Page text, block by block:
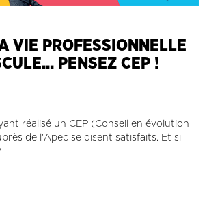
CADRES
VIE PROFESSIONNELLE
PENSEZ CEP !
réalisé un CEP (Conseil en évolution
de l'Apec se disent satisfaits. Et si